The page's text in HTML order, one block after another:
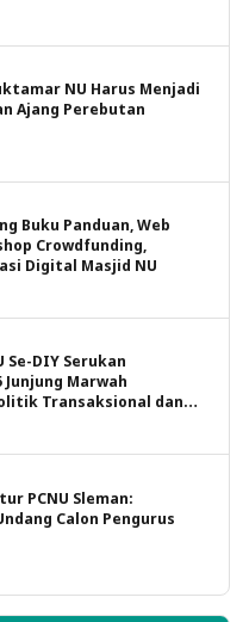
NU Harus Menjadi
Ajang Perebutan
Buku Panduan, Web
Crowdfunding,
Digital Masjid NU
Se-DIY Serukan
Marwah
Transaksional dan
PCNU Sleman:
Calon Pengurus